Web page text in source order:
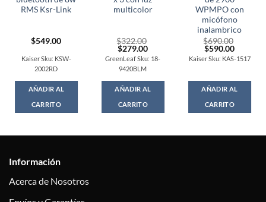
RMS Ksr-Link
$549.00
Kaiser Sku: KSW-
2002RD
AÑADIR AL
CARRITO
multicolor
$322.00
Original
price
was:
$322.00.
$279.00Current
price
is:
GreenLeaf Sku: 18-
9420BLM
AÑADIR AL
CARRITO
WPMPO con
micófono
inalambrico
$690.00
Original
price
was:
$590.00Current
price
is:
Kaiser Sku: KAS-1517
AÑADIR AL
CARRITO
Información
Acerca de Nosotros